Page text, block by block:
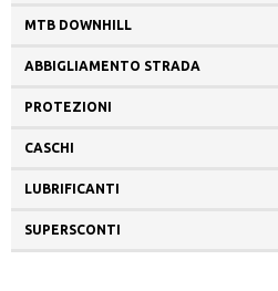
MTB DOWNHILL
ABBIGLIAMENTO STRADA
PROTEZIONI
CASCHI
LUBRIFICANTI
SUPERSCONTI